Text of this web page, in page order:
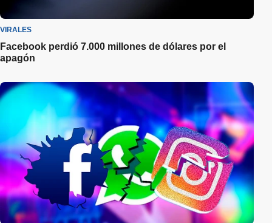
VIRALES
Facebook perdió 7.000 millones de dólares por el
apagón